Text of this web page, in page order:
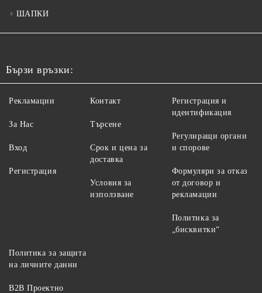
ШАПКИ
Бързи връзки:
Рекламации
За Нас
Вход
Регистрация
Контакт
Търсене
Срок и цена за
доставка
Условия за
използване
Регистрация и
идентификация
Регулиращи органи
и спорове
Формуляри за отказ
от договор и
рекламации
Политика за
„бисквитки“
Политика за защита
на личните данни
B2B Проектно